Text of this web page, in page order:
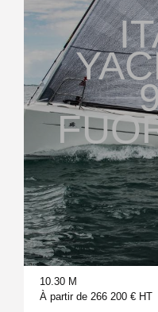
10.30 M
À partir de 266 200 € HT